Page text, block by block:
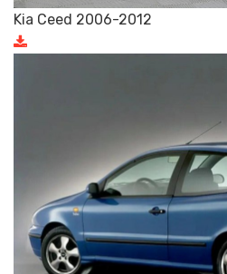
Kia Ceed 2006-2012